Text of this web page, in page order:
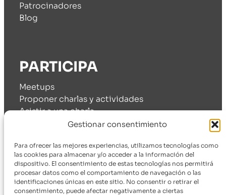
Gestionar consentimiento
Para ofrecer las mejores experiencias, utilizamos tecnologías como
las cookies para almacenar y/o acceder a la información del
dispositivo. El consentimiento de estas tecnologías nos permitirá
procesar datos como el comportamiento de navegación o las
identificaciones únicas en este sitio. No consentir o retirar el
consentimiento, puede afectar negativamente a ciertas
Patrocinadores
Blog
PARTICIPA
Meetups
Proponer charlas y actividades
Asistir a una charla
Cómo patrocinarnos
SÍGUENOS
Telegram